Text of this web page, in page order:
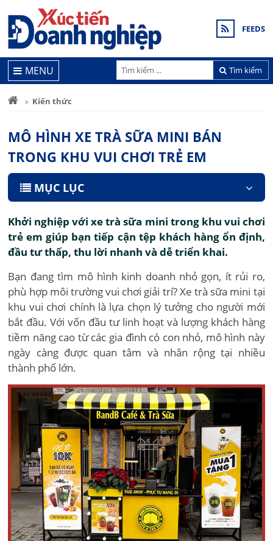
FEEDS
Tìm kiếm
MENU
Kiến thức
MÔ HÌNH XE TRÀ SỮA MINI BÁN
TRONG KHU VUI CHƠI TRẺ EM
MỤC LỤC
Khởi nghiệp với xe trà sữa mini trong khu vui chơi
trẻ em giúp bạn tiếp cận tệp khách hàng ổn định,
đầu tư thấp, thu lời nhanh và dễ triển khai.
Bạn đang tìm mô hình kinh doanh nhỏ gọn, ít rủi ro,
phù hợp môi trường vui chơi giải trí? Xe trà sữa mini tại
khu vui chơi chính là lựa chọn lý tưởng cho người mới
bắt đầu. Với vốn đầu tư linh hoạt và lượng khách hàng
tiềm năng cao từ các gia đình có con nhỏ, mô hình này
ngày càng được quan tâm và nhân rộng tại nhiều
thành phố lớn.